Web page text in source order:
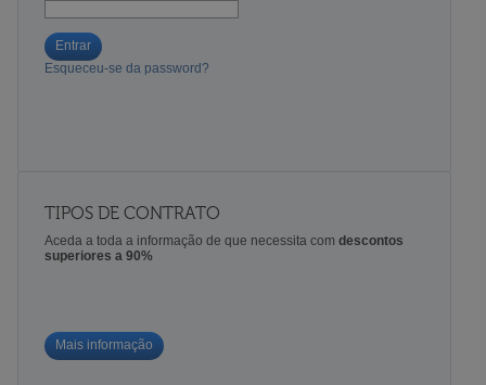
Entrar
Esqueceu-se da password?
TIPOS DE CONTRATO
Aceda a toda a informação de que necessita com descontos
superiores a 90%
Mais informação